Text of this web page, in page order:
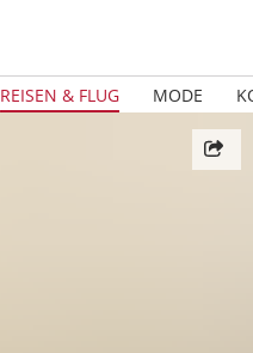
REISEN & FLUG MODE